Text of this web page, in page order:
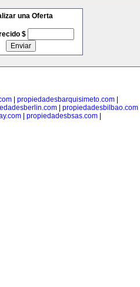
una Oferta
$
| propiedadesbarquisimeto.com|
propiedadesbilbao.com
propiedadesbsas.com